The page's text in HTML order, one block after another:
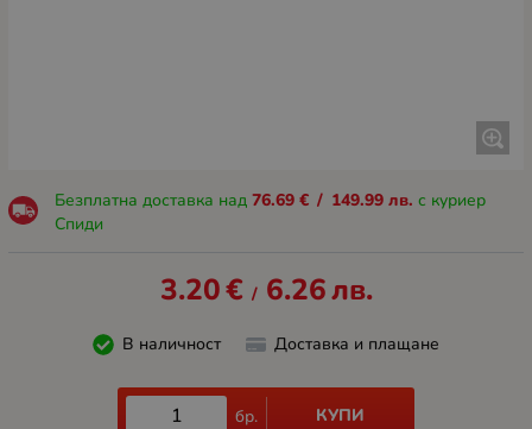
Безплатна доставка над 76.69 € / 149.99 лв. с куриер
Спиди
3.20€ / 6.26лв.
В наличност Доставка и плащане
бр. КУПИ